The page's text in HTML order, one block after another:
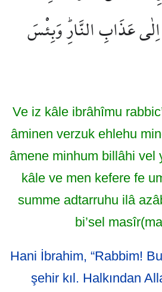
عَذَابِ النَّارِۜ وَبِئْسَ
Ve iz kâle ibrâhîmu
âminen verzuk ehlehu
âmene minhum billâhi vel
kâle ve men kefere fe
summe adtarruhu ilâ
bi’sel
Hani İbrahim, “Rabbim!
şehir kıl. Halkından